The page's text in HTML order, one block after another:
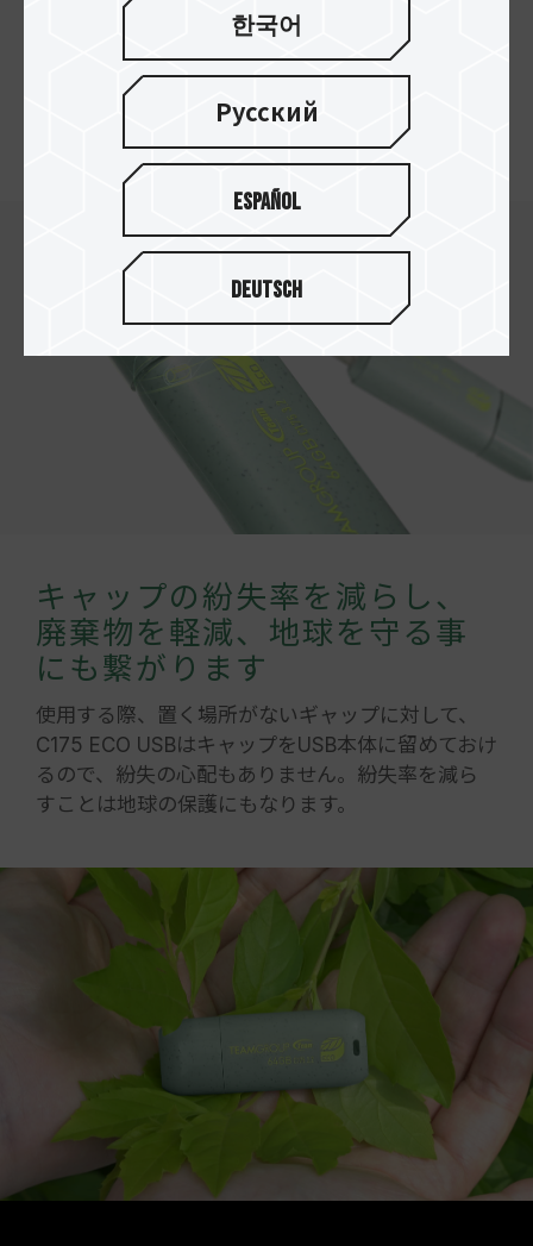
1個のC175 ECO USBは、炭素排出量を69% 削減
100,000個のUSBを生産すると仮定し
て、約203,000枚のA4用紙を節約しております
炭素を削減するグリーンライフスタイルを実現で
キャップの紛失率を減らし、
廃棄物を軽減、地球を守る事
にも繋がります
使用する際、置く場所がないギャップに対して、
C175 ECO USBはキャップをUSB本体に留めておけ
るので、紛失の心配もありません。紛失率を減ら
すことは地球の保護にもなります。
한국어
Русский
Español
Deutsch